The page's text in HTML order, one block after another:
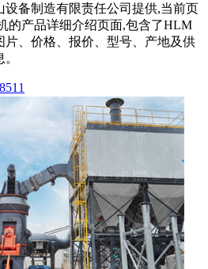
设备制造有限责任公司提供,当前页
的产品详细介绍页面,包含了HLM
片、价格、报价、型号、产地及供